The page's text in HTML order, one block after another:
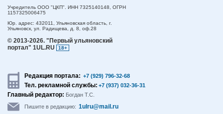
Учредитель ООО "ЦКП". ИНН 7325140148, ОГРН
1157325006475
Юр. адрес: 432011, Ульяновская область, г.
Ульяновск, ул. Радищева, д. 8, оф.28
© 2013-2026. "Первый ульяновский
портал" 1UL.RU
18+
Редакция портала: +7 (929) 796-32-68
Тел. рекламной службы: +7 (937) 032-36-31
Главный редактор: Богдан Т.С.
Пишите в редакцию: 1ulru@mail.ru